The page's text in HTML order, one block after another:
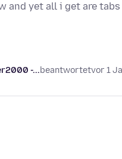
and yet all i get are tabs
-...beantwortetvor 1